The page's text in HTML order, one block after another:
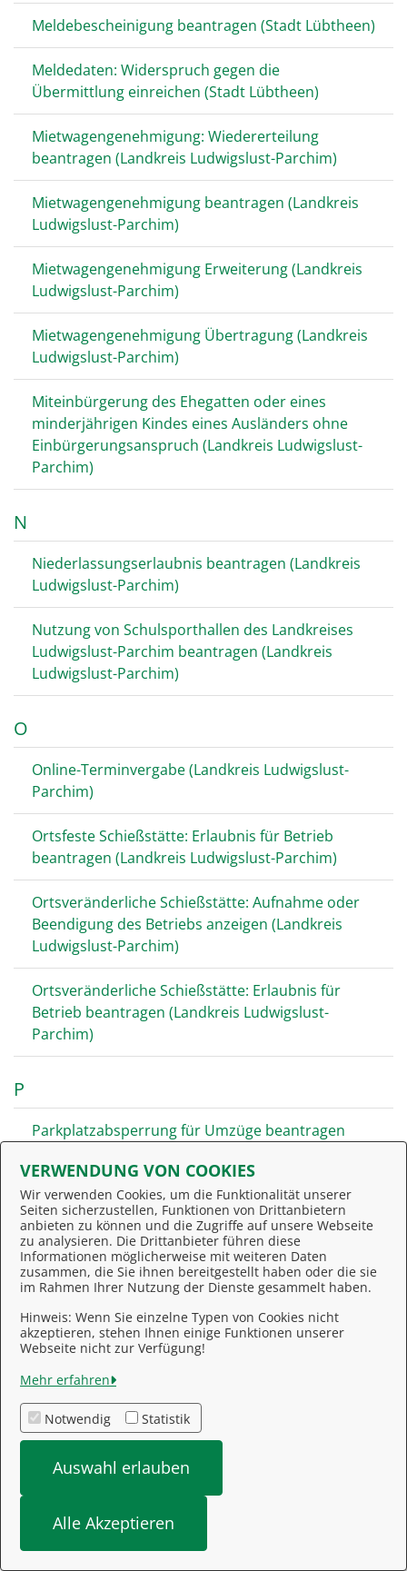
Meldebescheinigung beantragen (Stadt Lübtheen)
Meldedaten: Widerspruch gegen die
Übermittlung einreichen (Stadt Lübtheen)
Mietwagengenehmigung: Wiedererteilung
beantragen (Landkreis Ludwigslust-Parchim)
Mietwagengenehmigung beantragen (Landkreis
Ludwigslust-Parchim)
Mietwagengenehmigung Erweiterung (Landkreis
Ludwigslust-Parchim)
Mietwagengenehmigung Übertragung (Landkreis
Ludwigslust-Parchim)
Miteinbürgerung des Ehegatten oder eines
minderjährigen Kindes eines Ausländers ohne
Einbürgerungsanspruch (Landkreis Ludwigslust-
Parchim)
N
Niederlassungserlaubnis beantragen (Landkreis
Ludwigslust-Parchim)
Nutzung von Schulsporthallen des Landkreises
Ludwigslust-Parchim beantragen (Landkreis
Ludwigslust-Parchim)
O
Online-Terminvergabe (Landkreis Ludwigslust-
Parchim)
Ortsfeste Schießstätte: Erlaubnis für Betrieb
beantragen (Landkreis Ludwigslust-Parchim)
Ortsveränderliche Schießstätte: Aufnahme oder
Beendigung des Betriebs anzeigen (Landkreis
Ludwigslust-Parchim)
Ortsveränderliche Schießstätte: Erlaubnis für
Betrieb beantragen (Landkreis Ludwigslust-
Parchim)
P
Parkplatzabsperrung für Umzüge beantragen
Personalausweis: Verlust anzeigen und neuen
Personalausweis beantragen (Stadt Lübtheen)
Personalausweis: Vollmacht zur Abholung (Stadt
Lübtheen)
Personalausweis Statusabfrage (Stadt Lübtheen)
Planfeststellung, Plangenehmigung
Küstenschutzbauten (Landkreis Ludwigslust-
Parchim)
Prostitutionsfahrzeug: Aufstellung anzeigen
VERWENDUNG VON COOKIES
Wir verwenden Cookies, um die Funktionalität unserer
Seiten sicherzustellen, Funktionen von Drittanbietern
anbieten zu können und die Zugriffe auf unsere Webseite
zu analysieren. Die Drittanbieter führen diese
Informationen möglicherweise mit weiteren Daten
zusammen, die Sie ihnen bereitgestellt haben oder die sie
im Rahmen Ihrer Nutzung der Dienste gesammelt haben.
Hinweis: Wenn Sie einzelne Typen von Cookies nicht
akzeptieren, stehen Ihnen einige Funktionen unserer
Webseite nicht zur Verfügung!
Mehr erfahren
Notwendig Statistik
Auswahl erlauben
Alle Akzeptieren